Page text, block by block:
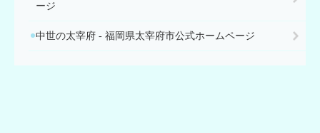
ージ
中世の太宰府 - 福岡県太宰府市公式ホームページ